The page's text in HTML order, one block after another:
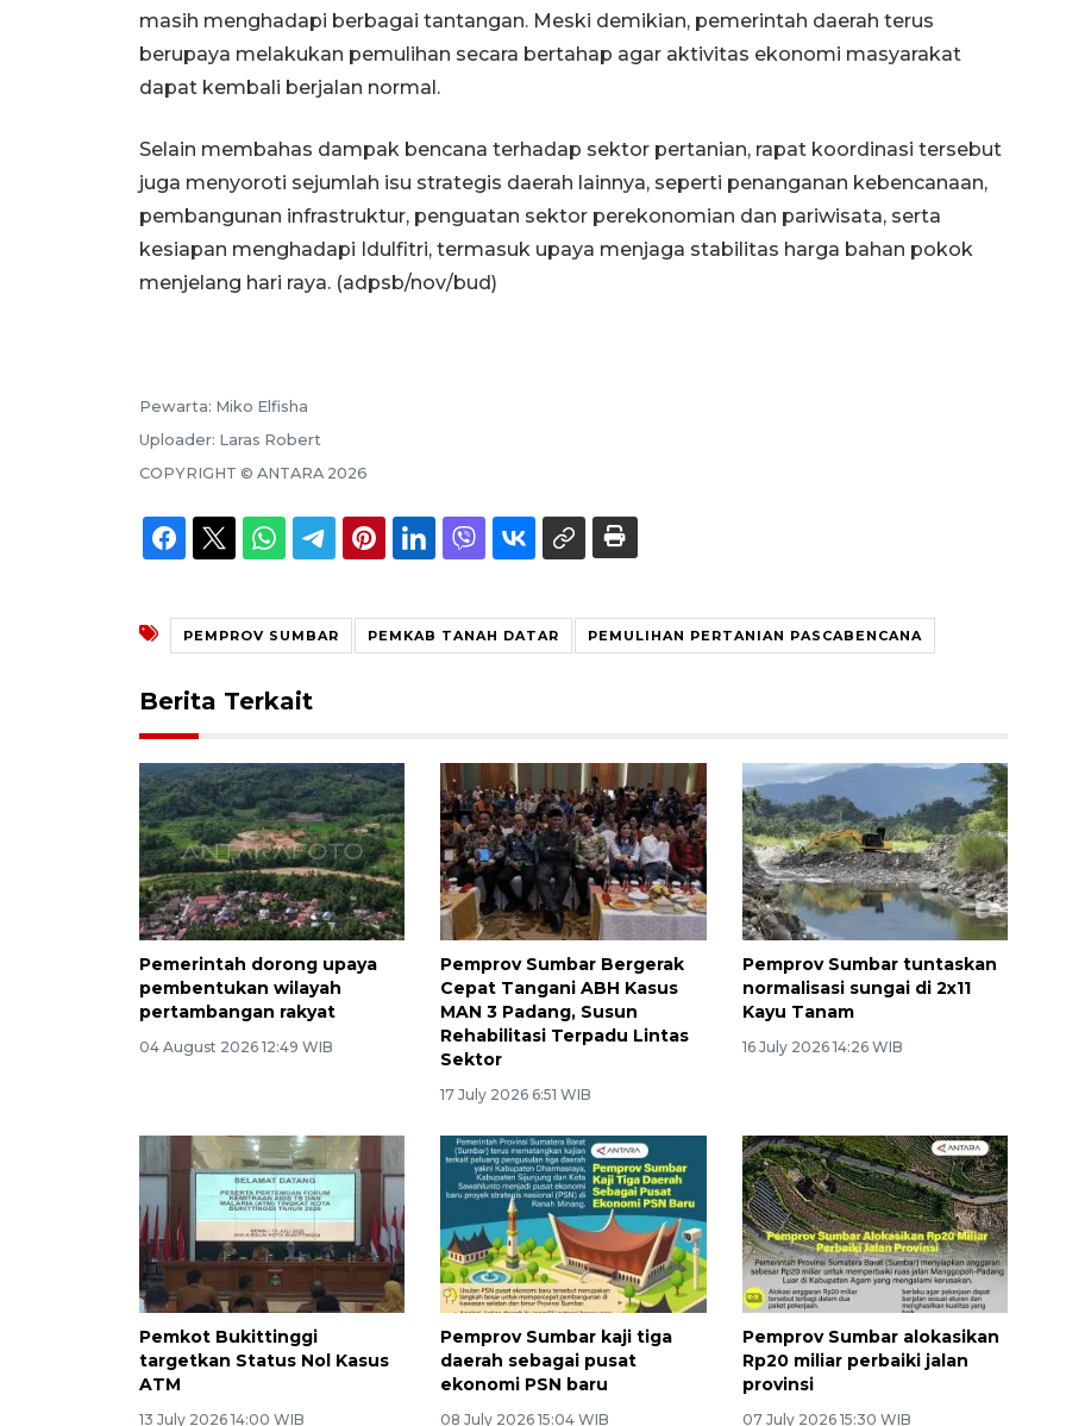
masih menghadapi berbagai tantangan. Meski demikian, pemerintah daerah terus
berupaya melakukan pemulihan secara bertahap agar aktivitas ekonomi masyarakat
dapat kembali berjalan normal.
Selain membahas dampak bencana terhadap sektor pertanian, rapat koordinasi tersebut
juga menyoroti sejumlah isu strategis daerah lainnya, seperti penanganan kebencanaan,
pembangunan infrastruktur, penguatan sektor perekonomian dan pariwisata, serta
kesiapan menghadapi Idulfitri, termasuk upaya menjaga stabilitas harga bahan pokok
menjelang hari raya. (adpsb/nov/bud)
Pewarta: Miko Elfisha
Uploader: Laras Robert
COPYRIGHT © ANTARA 2026
PEMPROV SUMBAR PEMKAB TANAH DATAR PEMULIHAN PERTANIAN PASCABENCANA
Berita Terkait
Pemerintah dorong upaya
pembentukan wilayah
pertambangan rakyat
04 August 2026 12:49 WIB
Pemprov Sumbar Bergerak
Cepat Tangani ABH Kasus
MAN 3 Padang, Susun
Rehabilitasi Terpadu Lintas
Sektor
17 July 2026 6:51 WIB
Pemprov Sumbar tuntaskan
normalisasi sungai di 2x11
Kayu Tanam
16 July 2026 14:26 WIB
Pemkot Bukittinggi
targetkan Status Nol Kasus
ATM
13 July 2026 14:00 WIB
Pemprov Sumbar kaji tiga
daerah sebagai pusat
ekonomi PSN baru
08 July 2026 15:04 WIB
Pemprov Sumbar alokasikan
Rp20 miliar perbaiki jalan
provinsi
07 July 2026 15:30 WIB